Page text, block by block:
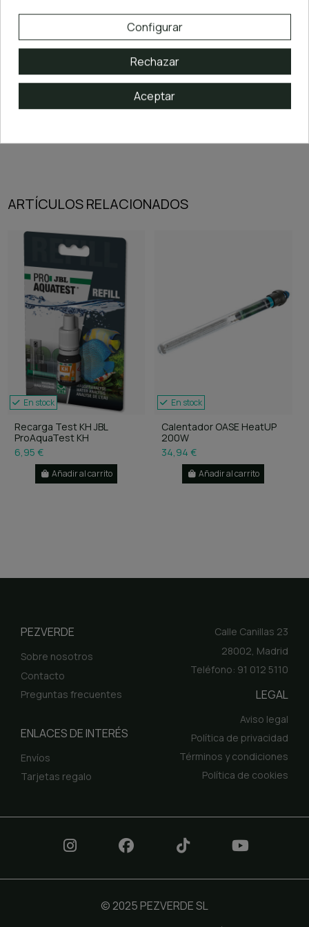
Con este recambio oficial podrás mantener tu sistema de filtración y calefacción
funcionando en armonía, asegurando un agua cristalina y una temperatura
uniforme, ideales para el bienestar de peces y plantas.
encontrarás siempre losrecambios originales OASE
mantener tu acuario natural en perfecto estado y disfrutar al máximo de tus
proyectos deaquascaping.
ARTÍCULOS RELACIONADOS
En stock
Recarga Test KH JBL
ProAquaTest KH
6,95 €
Añadir al carrito
En stock
Calentador OASE HeatUP
200W
34,94 €
Añadir al carrito
PEZVERDE
Sobre nosotros
Contacto
Preguntas frecuentes
ENLACES DE INTERÉS
Envíos
Tarjetas regalo
Calle Canillas 23
28002, Madrid
Teléfono: 91 012 5110
LEGAL
Aviso legal
Política de privacidad
Términos y condiciones
Política de cookies
© 2025 PEZVERDE SL
Configurar
Rechazar
Aceptar